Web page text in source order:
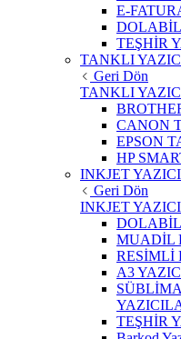
E-
TEŞHİR
TANKLI
Geri Dön
TANKLI
CANON
EPSON
HP
INKJET
Geri Dön
INKJET
MUADİL
RESİMLİ
A3
TEŞHİR